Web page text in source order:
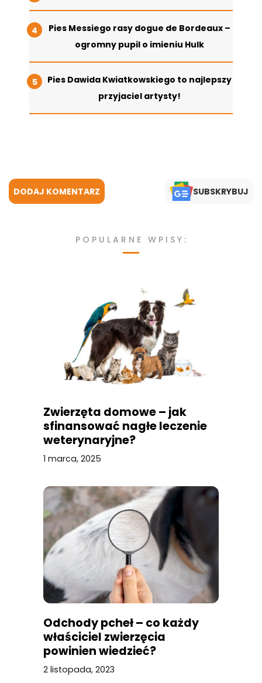
Pies Messiego rasy dogue de Bordeaux –
ogromny pupil o imieniu Hulk
Pies Dawida Kwiatkowskiego to najlepszy
przyjaciel artysty!
DODAJ KOMENTARZ SUBSKRYBUJ
POPULARNE WPISY:
Zwierzęta domowe – jak
sfinansować nagłe leczenie
weterynaryjne?
1 marca, 2025
Odchody pcheł – co każdy
właściciel zwierzęcia
powinien wiedzieć?
2 listopada, 2023